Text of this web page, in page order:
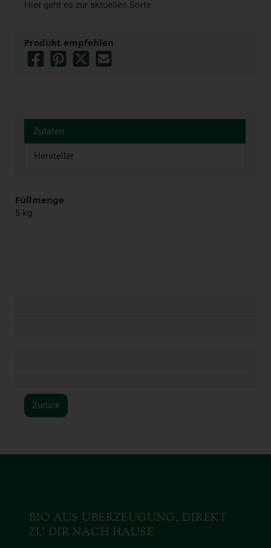
Hier geht es zur aktuellen Sorte
Produkt empfehlen
Zutaten
Hersteller
Füllmenge
5 kg
Zurück
BIO AUS ÜBERZEUGUNG, DIREKT
ZU DIR NACH HAUSE